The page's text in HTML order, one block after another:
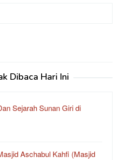
Dibaca Hari Ini
Sejarah Sunan Giri di
Aschabul Kahfi (Masjid